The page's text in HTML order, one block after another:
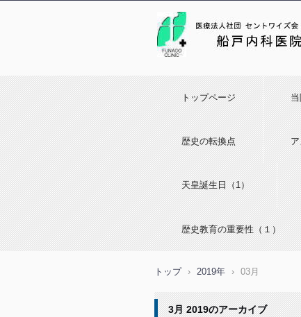
トップページ
歴史の転換点
天皇誕生日（1）
歴史教育の重要性（１）
トップ › 2019年 › 03月
3月 2019のアーカイブ